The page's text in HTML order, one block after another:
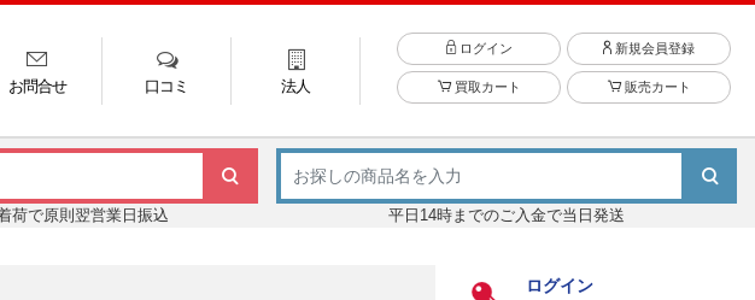
ご利用ガイド
お問合せ
お電話 メール
口コミ 法人
ログイン 新規会員登録
買取カート 販売カート
荷で原則翌営業日振込 平日14時までのご入金で当日発送
ログイン